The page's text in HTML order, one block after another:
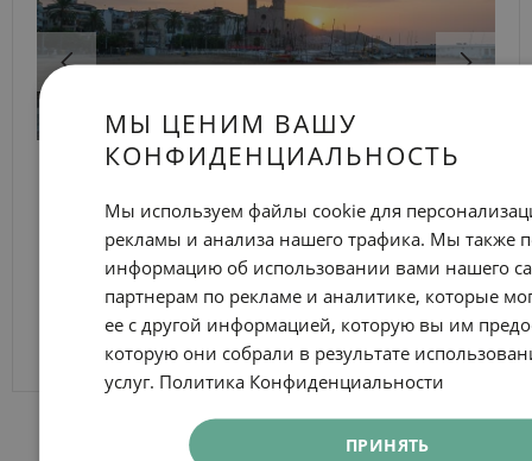
Пляжи, не покидая Барселону
ПРОСМОТРЕТЬ ДЕТАЛИ
МЫ ЦЕНИМ ВАШУ
КОНФИДЕНЦИАЛЬНОСТЬ
Мы используем файлы cookie для
рекламы и анализа нашего трафика. Мы также
информацию об использовании вами нашего
партнерам по рекламе и аналитике, которые
ее с другой информацией, которую вы им
которую они собрали в результате
услуг. Политика Конфиденциальности
ПРИНЯТЬ